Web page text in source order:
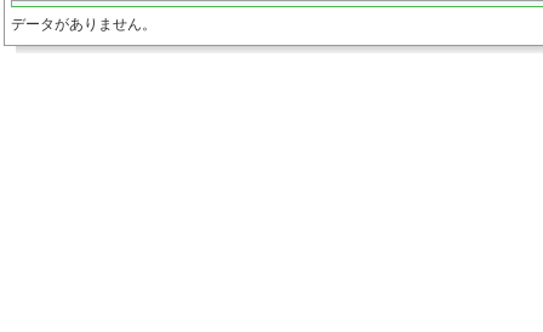
データがありません。